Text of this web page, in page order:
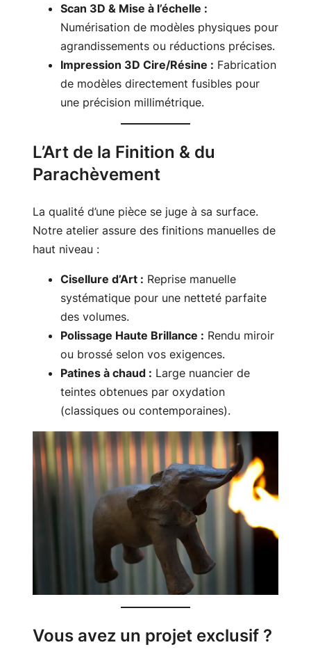
Scan 3D & Mise à l’échelle :
Numérisation de modèles physiques pour
agrandissements ou réductions précises.
Impression 3D Cire/Résine : Fabrication
de modèles directement fusibles pour
une précision millimétrique.
L’Art de la Finition & du
Parachèvement
La qualité d’une pièce se juge à sa surface.
Notre atelier assure des finitions manuelles de
haut niveau :
Cisellure d’Art : Reprise manuelle
systématique pour une netteté parfaite
des volumes.
Polissage Haute Brillance : Rendu miroir
ou brossé selon vos exigences.
Patines à chaud : Large nuancier de
teintes obtenues par oxydation
(classiques ou contemporaines).
Vous avez un projet exclusif ?